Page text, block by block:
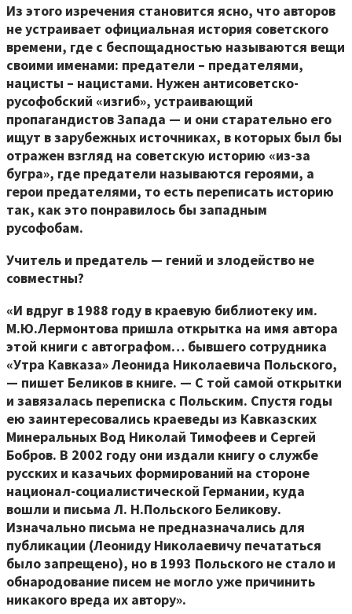
Из этого изречения становится ясно, что авторов
не устраивает официальная история советского
времени, где с беспощадностью называются вещи
своими именами: предатели – предателями,
нацисты – нацистами. Нужен антисоветско-
русофобский «изгиб», устраивающий
пропагандистов Запада — и они старательно его
ищут в зарубежных источниках, в которых был бы
отражен взгляд на советскую историю «из-за
бугра», где предатели называются героями, а
герои предателями, то есть переписать историю
так, как это понравилось бы западным
русофобам.
Учитель и предатель — гений и злодейство не
совместны?
«И вдруг в 1988 году в краевую библиотеку им.
М.Ю.Лермонтова пришла открытка на имя автора
этой книги с автографом… бывшего сотрудника
«Утра Кавказа» Леонида Николаевича Польского,
— пишет Беликов в книге. — С той самой открытки
и завязалась переписка с Польским. Спустя годы
ею заинтересовались краеведы из Кавказских
Минеральных Вод Николай Тимофеев и Сергей
Бобров. В 2002 году они издали книгу о службе
русских и казачьих формирований на стороне
национал-социалистической Германии, куда
вошли и письма Л. Н.Польского Беликову.
Изначально письма не предназначались для
публикации (Леониду Николаевичу печататься
было запрещено), но в 1993 Польского не стало и
обнародование писем не могло уже причинить
никакого вреда их автору».